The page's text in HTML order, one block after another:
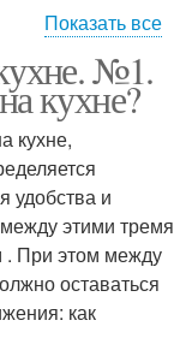
на кухню
с креплением
Показать все
№1.
кухне?
кухне,
удобства и
этими тремя
При этом между
оставаться
как